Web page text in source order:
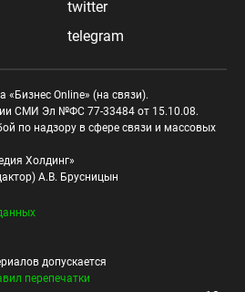
twitter
telegram
«Бизнес Online» (на связи).
СМИ Эл №ФС 77-33484 от 15.10.08.
по надзору в сфере связи и массовых
Холдинг»
А.В. Брусницын
допускается
перепечатки